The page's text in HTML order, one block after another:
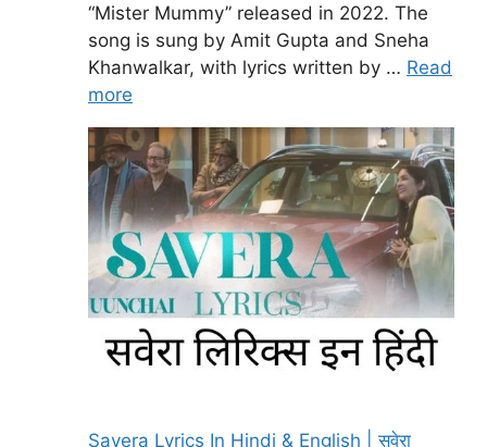
“Mister Mummy” released in 2022. The
song is sung by Amit Gupta and Sneha
Khanwalkar, with lyrics written by … Read
more
Savera Lyrics In Hindi & English | सवेरा